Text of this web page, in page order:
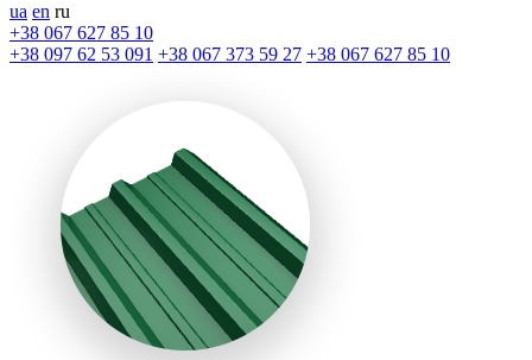
ua en ru
+38 067 627 85 10
+38 097 62 53 091 +38 067 373 59 27 +38 067 627 85 10